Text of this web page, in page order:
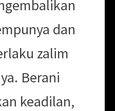
dan
zalim
Berani
keadilan,